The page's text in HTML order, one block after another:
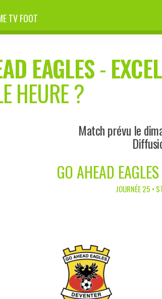
TV FOOT
EAGLES-
HEURE ?
Match prévu le
GO AHEAD
JOURNÉE 25 •